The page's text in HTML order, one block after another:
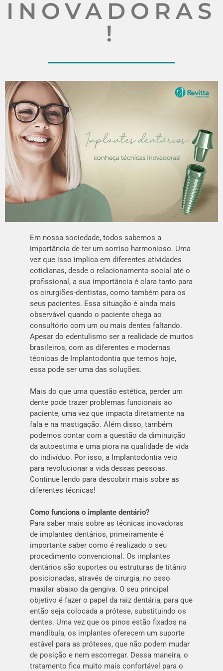
INOVADORAS
!
Em nossa sociedade, todos sabemos a
importância de ter um sorriso harmonioso. Uma
vez que isso implica em diferentes atividades
cotidianas, desde o relacionamento social até o
profissional, a sua importância é clara tanto para
os cirurgiões-dentistas, como também para os
seus pacientes. Essa situação é ainda mais
observável quando o paciente chega ao
consultório com um ou mais dentes faltando.
Apesar do edentulismo ser a realidade de muitos
brasileiros, com as diferentes e modernas
técnicas de Implantodontia que temos hoje,
essa pode ser uma das soluções.
Mais do que uma questão estética, perder um
dente pode trazer problemas funcionais ao
paciente, uma vez que impacta diretamente na
fala e na mastigação. Além disso, também
podemos contar com a questão da diminuição
da autoestima e uma piora na qualidade de vida
do indivíduo. Por isso, a Implantodontia veio
para revolucionar a vida dessas pessoas.
Continue lendo para descobrir mais sobre as
diferentes técnicas!
Como funciona o implante dentário?
Para saber mais sobre as técnicas inovadoras
de implantes dentários, primeiramente é
importante saber como é realizado o seu
procedimento convencional. Os implantes
dentários são suportes ou estruturas de titânio
posicionadas, através de cirurgia, no osso
maxilar abaixo da gengiva. O seu principal
objetivo é fazer o papel da raiz dentária, para que
então seja colocada a prótese, substituindo os
dentes. Uma vez que os pinos estão fixados na
mandíbula, os implantes oferecem um suporte
estável para as próteses, que não podem mudar
de posição e nem escorregar. Dessa maneira, o
tratamento fica muito mais confortável para o